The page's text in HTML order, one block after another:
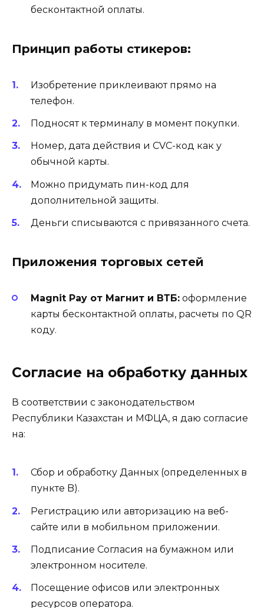
бесконтактной оплаты.
Принцип работы стикеров:
Изобретение приклеивают прямо на
телефон.
Подносят к терминалу в момент покупки.
Номер, дата действия и CVC-код как у
обычной карты.
Можно придумать пин-код для
дополнительной защиты.
Деньги списываются с привязанного счета.
Приложения торговых сетей
Magnit Pay от Магнит и ВТБ: оформление
карты бесконтактной оплаты, расчеты по QR
коду.
Согласие на обработку данных
В соответствии с законодательством
Республики Казахстан и МФЦА, я даю согласие
на:
Сбор и обработку Данных (определенных в
пункте B).
Регистрацию или авторизацию на веб-
сайте или в мобильном приложении.
Подписание Согласия на бумажном или
электронном носителе.
Посещение офисов или электронных
ресурсов оператора.